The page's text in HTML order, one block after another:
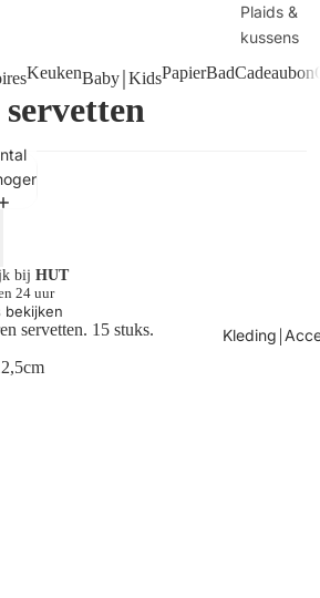
Plaids &
kussens
Kleding￨
KeukenBaby￨KidsPapierBadCadeaubon
bij HUT
24 uur
bekijken
servetten. 15 stuks.